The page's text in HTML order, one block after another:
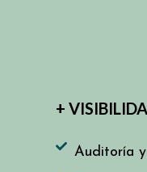
+
Auditoría